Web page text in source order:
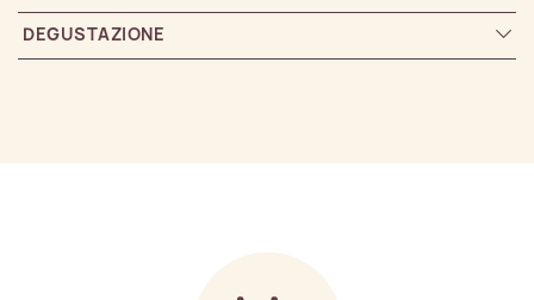
DEGUSTAZIONE